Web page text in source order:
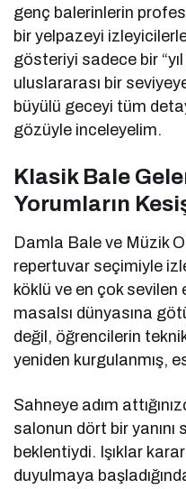
genç balerinlerin
bir yelpazeyi
gösteriyi sadece bir
uluslararası bir
büyülü geceyi tüm
gözüyle inceleyelim.
Klasik Bale
Yorumların
Damla Bale ve Müzik
repertuvar seçimiyle
köklü ve en çok sevilen
masalsı dünyasına
değil, öğrencilerin
yeniden kurgulanmış,
Sahneye adım
salonun dört bir yanını
beklentiydi. Işıklar
duyulmaya